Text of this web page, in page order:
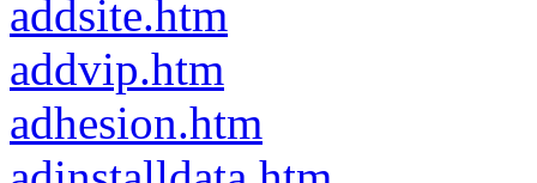
addsite.htm
addvip.htm
adhesion.htm